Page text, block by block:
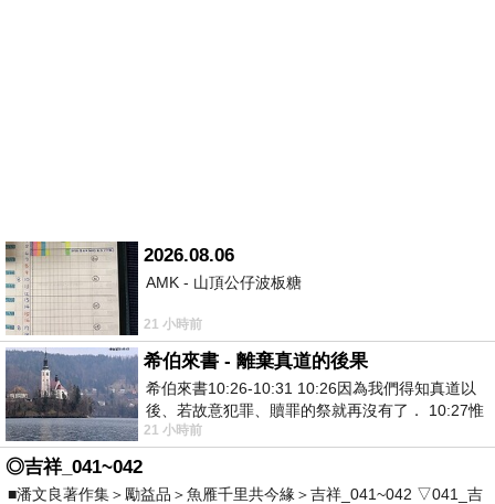
2026.08.06
AMK - 山頂公仔波板糖
21 小時前
希伯來書 - 離棄真道的後果
希伯來書10:26-10:31 10:26因為我們得知真道以
後、若故意犯罪、贖罪的祭就再沒有了． 10:27惟
有戰懼等候審判和那燒滅眾敵人的烈火
21 小時前
◎吉祥_041~042
■潘文良著作集＞勵益品＞魚雁千里共今緣＞吉祥_041~042 ▽041_吉